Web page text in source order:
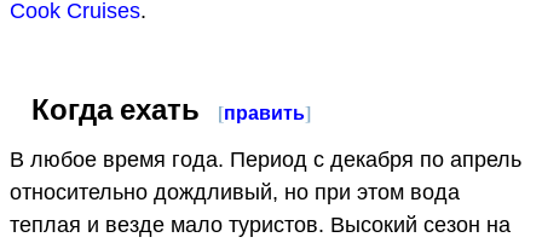
Cook Cruises.
Когда ехать [править]
В любое время года. Период с декабря по апрель
относительно дождливый, но при этом вода
теплая и везде мало туристов. Высокий сезон на